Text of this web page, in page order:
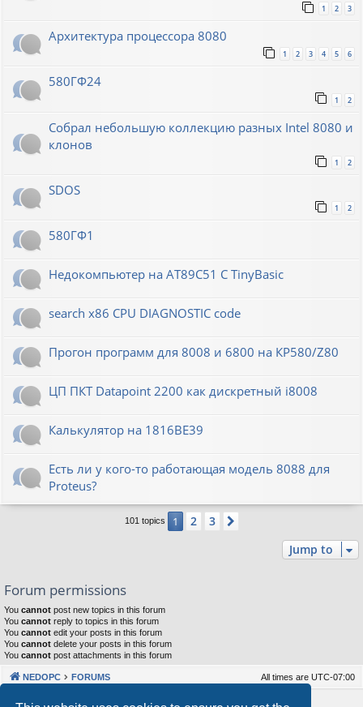
1 2 3
Архитектура процессора 8080
1 2 3 4 5 6
580ГФ24
1 2
Собрал небольшую коллекцию разных Intel 8080 и
клонов
1 2
SDOS
1 2
580ГФ1
Недокомпьютер на AT89C51 C TinyBasic
search x86 CPU DIAGNOSTIC code
Прогон программ для 8008 и 6800 на КР580/Z80
ЦП ПКТ Datapoint 2200 как дискретный i8008
Калькулятор на 1816ВЕ39
Есть ли у кого-то работающая модель 8088 для
Proteus?
101 topics 1 2 3
Jump to
Forum permissions
You cannot post new topics in this forum
You cannot reply to topics in this forum
You cannot edit your posts in this forum
You cannot delete your posts in this forum
You cannot post attachments in this forum
NEDOPC FORUMS All times are UTC-07:00
Powered byphpBB® Forum Software © phpBB Limited